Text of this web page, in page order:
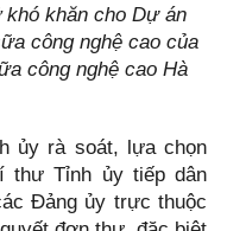
khăn cho Dự án
công nghệ cao của
công nghệ cao Hà
ủy rà soát, lựa chọn
thư Tỉnh ủy tiếp dân
Đảng ủy trực thuộc